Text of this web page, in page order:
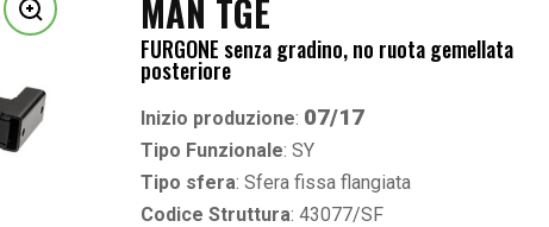
MAN TGE
FURGONE senza gradino, no ruota gemellata
posteriore
Inizio produzione: 07/17
Tipo Funzionale: SY
Tipo sfera: Sfera fissa flangiata
Codice Struttura: 43077/SF